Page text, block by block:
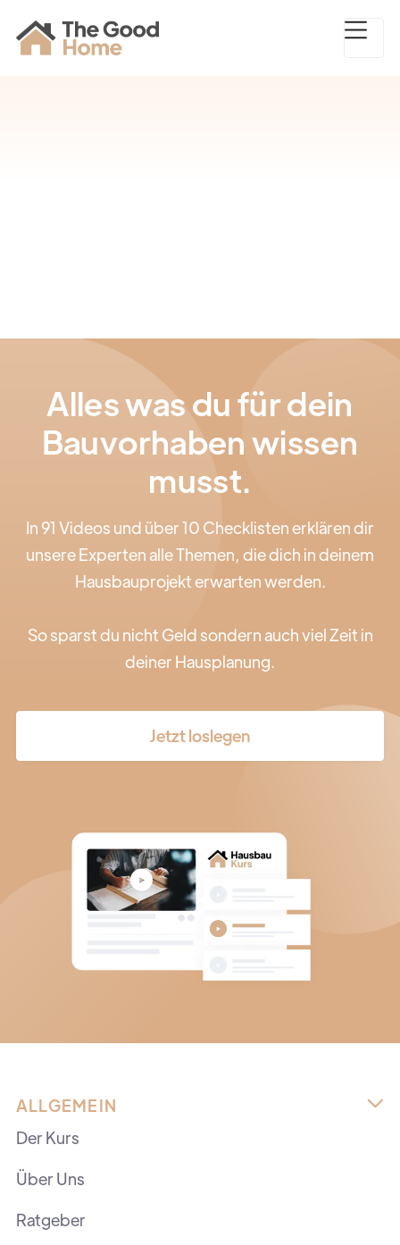
Alles was du für dein
Bauvorhaben wissen
musst.
In 91 Videos und über 10 Checklisten erklären dir
unsere Experten alle Themen, die dich in deinem
Hausbauprojekt erwarten werden.
So sparst du nicht Geld sondern auch viel Zeit in
deiner Hausplanung.
Jetzt loslegen
ALLGEMEIN 
Der Kurs
Über Uns
Ratgeber